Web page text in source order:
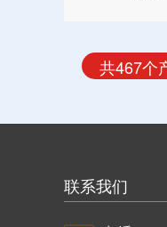
共467个
联系我们